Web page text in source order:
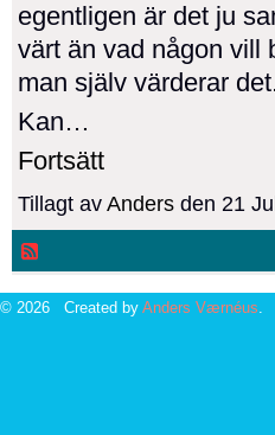
egentligen är det ju
värt än vad någon vill
man själv värderar
Kan…
Fortsätt
Tillagt av Anders den 21
© 2026 Created by Anders Værnéus .